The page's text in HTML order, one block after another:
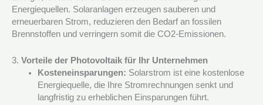
Energiequellen. Solaranlagen erzeugen sauberen und
erneuerbaren Strom, reduzieren den Bedarf an fossilen
Brennstoffen und verringern somit die CO2-Emissionen.
3. Vorteile der Photovoltaik für Ihr Unternehmen
Kosteneinsparungen: Solarstrom ist eine kostenlose
Energiequelle, die Ihre Stromrechnungen senkt und
langfristig zu erheblichen Einsparungen führt.